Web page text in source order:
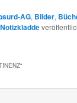
AG, Bilder,
“